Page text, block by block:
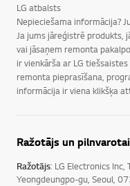
LG atbalsts
Nepieciešama informācija?
Ja jums jāreģistrē produkts,
vai jāsaņem remonta
ir vienkārša ar LG
remonta pieprasīšana,
informācija ir viena klikšķa
Ražotājs un
Ražotājs: LG Electronics
Yeongdeungpo-gu, Seoul,